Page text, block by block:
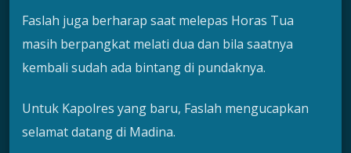
Faslah juga berharap saat melepas Horas Tua
masih berpangkat melati dua dan bila saatnya
kembali sudah ada bintang di pundaknya.
Untuk Kapolres yang baru, Faslah mengucapkan
selamat datang di Madina.